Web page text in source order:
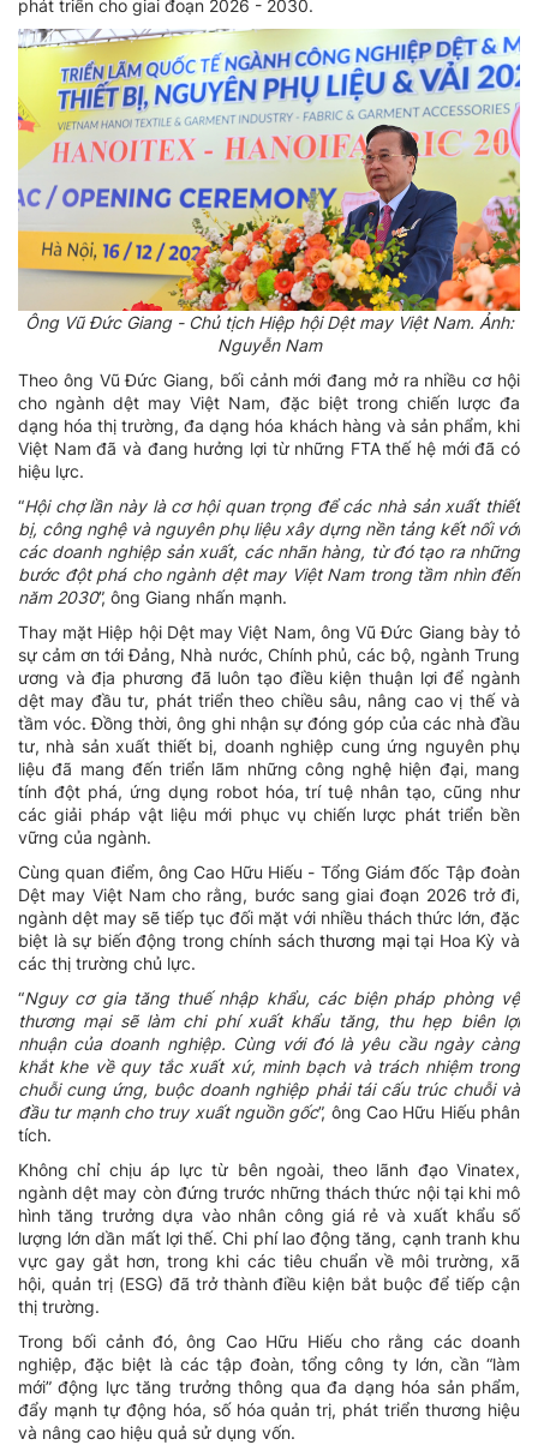
phát triển cho giai đoạn 2026 - 2030.
Ông Vũ Đức Giang - Chủ tịch Hiệp hội Dệt may Việt Nam. Ảnh:
Nguyễn Nam
Theo ông Vũ Đức Giang, bối cảnh mới đang mở ra nhiều cơ hội
cho ngành dệt may Việt Nam, đặc biệt trong chiến lược đa
dạng hóa thị trường, đa dạng hóa khách hàng và sản phẩm, khi
Việt Nam đã và đang hưởng lợi từ những FTA thế hệ mới đã có
hiệu lực.
“Hội chợ lần này là cơ hội quan trọng để các nhà sản xuất thiết
bị, công nghệ và nguyên phụ liệu xây dựng nền tảng kết nối với
các doanh nghiệp sản xuất, các nhãn hàng, từ đó tạo ra những
bước đột phá cho ngành dệt may Việt Nam trong tầm nhìn đến
năm 2030”, ông Giang nhấn mạnh.
Thay mặt Hiệp hội Dệt may Việt Nam, ông Vũ Đức Giang bày tỏ
sự cảm ơn tới Đảng, Nhà nước, Chính phủ, các bộ, ngành Trung
ương và địa phương đã luôn tạo điều kiện thuận lợi để ngành
dệt may đầu tư, phát triển theo chiều sâu, nâng cao vị thế và
tầm vóc. Đồng thời, ông ghi nhận sự đóng góp của các nhà đầu
tư, nhà sản xuất thiết bị, doanh nghiệp cung ứng nguyên phụ
liệu đã mang đến triển lãm những công nghệ hiện đại, mang
tính đột phá, ứng dụng robot hóa, trí tuệ nhân tạo, cũng như
các giải pháp vật liệu mới phục vụ chiến lược phát triển bền
vững của ngành.
Cùng quan điểm, ông Cao Hữu Hiếu - Tổng Giám đốc Tập đoàn
Dệt may Việt Nam cho rằng, bước sang giai đoạn 2026 trở đi,
ngành dệt may sẽ tiếp tục đối mặt với nhiều thách thức lớn, đặc
biệt là sự biến động trong chính sáchthương mạitại Hoa Kỳ và
các thị trường chủ lực.
“Nguy cơ gia tăng thuế nhập khẩu, các biện pháp phòng vệ
thương mại sẽ làm chi phí xuất khẩu tăng, thu hẹp biên lợi
nhuận của doanh nghiệp. Cùng với đó là yêu cầu ngày càng
khắt khe về quy tắc xuất xứ, minh bạch và trách nhiệm trong
chuỗi cung ứng, buộc doanh nghiệp phải tái cấu trúc chuỗi và
đầu tư mạnh cho truy xuất nguồn gốc”, ông Cao Hữu Hiếu phân
tích.
Không chỉ chịu áp lực từ bên ngoài, theo lãnh đạo Vinatex,
ngành dệt may còn đứng trước những thách thức nội tại khi mô
hình tăng trưởng dựa vào nhân công giá rẻ và xuất khẩu số
lượng lớn dần mất lợi thế. Chi phí lao động tăng, cạnh tranh khu
vực gay gắt hơn, trong khi các tiêu chuẩn về môi trường, xã
hội, quản trị (ESG) đã trở thành điều kiện bắt buộc để tiếp cận
thị trường.
Trong bối cảnh đó, ông Cao Hữu Hiếu cho rằng các doanh
nghiệp, đặc biệt là các tập đoàn, tổng công ty lớn, cần “làm
mới” động lực tăng trưởng thông qua đa dạng hóa sản phẩm,
đẩy mạnh tự động hóa, số hóa quản trị, phát triển thương hiệu
và nâng cao hiệu quả sử dụng vốn.